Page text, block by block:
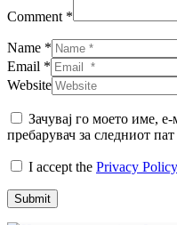
Comment *
Name *
Email *
Website
Зачувај го моето име,
пребарувач за следниот
I accept the Privacy Policy
Submit